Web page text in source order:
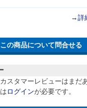
→詳
この商品について問合せる
スタマーレビューはまだ
ログインが必要です。